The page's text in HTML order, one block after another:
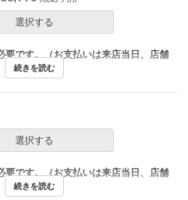
選択する
要です。（お支払いは来店当日、店舗
続きを読む
選択する
要です。（お支払いは来店当日、店舗
続きを読む